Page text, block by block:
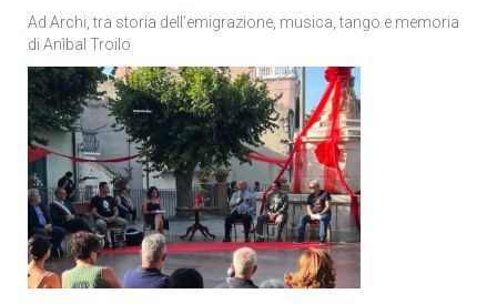
Ad Archi, tra storia dell’emigrazione, musica, tango e memoria
di Anìbal Troilo